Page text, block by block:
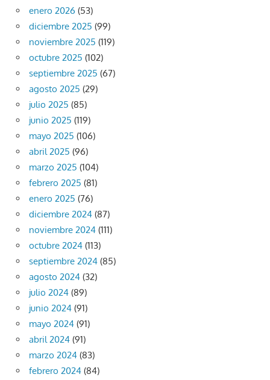
enero 2026 (53)
diciembre 2025 (99)
noviembre 2025 (119)
octubre 2025 (102)
septiembre 2025 (67)
agosto 2025 (29)
julio 2025 (85)
junio 2025 (119)
mayo 2025 (106)
abril 2025 (96)
marzo 2025 (104)
febrero 2025 (81)
enero 2025 (76)
diciembre 2024 (87)
noviembre 2024 (111)
octubre 2024 (113)
septiembre 2024 (85)
agosto 2024 (32)
julio 2024 (89)
junio 2024 (91)
mayo 2024 (91)
abril 2024 (91)
marzo 2024 (83)
febrero 2024 (84)